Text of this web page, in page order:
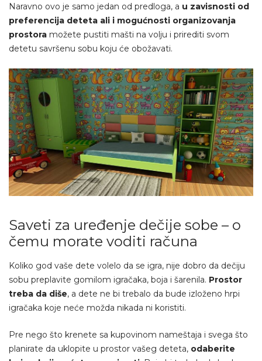
Naravno ovo je samo jedan od predloga, a u zavisnosti od
preferencija deteta ali i mogućnosti organizovanja
prostora možete pustiti mašti na volju i prirediti svom
detetu savršenu sobu koju će obožavati.
Saveti za uređenje dečije sobe – o
čemu morate voditi računa
Koliko god vaše dete volelo da se igra, nije dobro da dečiju
sobu preplavite gomilom igračaka, boja i šarenila. Prostor
treba da diše, a dete ne bi trebalo da bude izloženo hrpi
igračaka koje neće možda nikada ni koristiti.
Pre nego što krenete sa kupovinom nameštaja i svega što
planirate da uklopite u prostor vašeg deteta, odaberite